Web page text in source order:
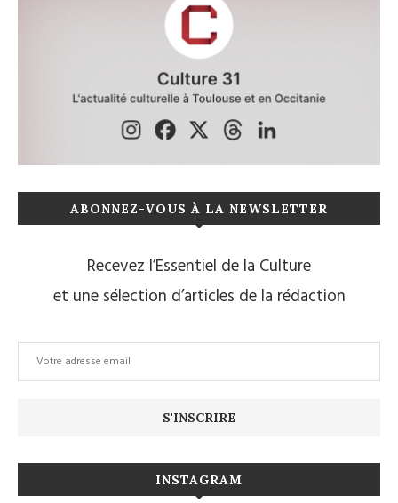
ABONNEZ-VOUS À LA NEWSLETTER
Recevez l’Essentiel de la Culture
et une sélection d’articles de la rédaction
INSTAGRAM